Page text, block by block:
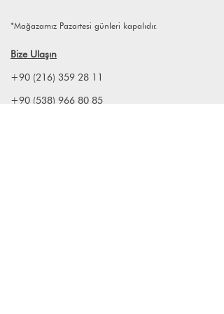
*Mağazamız Pazartesi günleri kapalıdır.
Bize Ulaşın
+90 (216) 359 28 11
+90 (538) 966 80 85